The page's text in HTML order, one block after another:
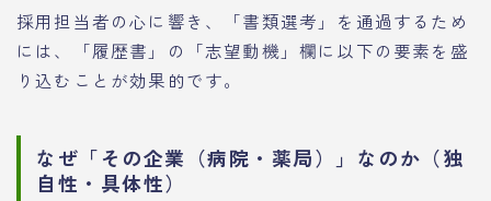
採用担当者の心に響き、「書類選考」を通過するため
には、「履歴書」の「志望動機」欄に以下の要素を盛
り込むことが効果的です。
なぜ「その企業（病院・薬局）」なのか（独
自性・具体性）